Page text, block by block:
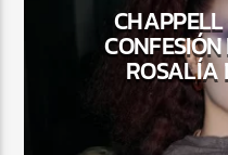
CURRENT SHOW
BACHATA
5:00 PM 7:00
ROSALÍA